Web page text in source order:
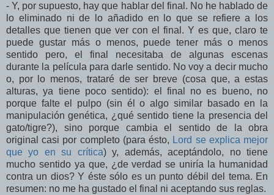
- Y, por supuesto, hay que hablar del final. No he hablado de
lo eliminado ni de lo añadido en lo que se refiere a los
detalles que tienen que ver con el final. Y es que, claro te
puede gustar más o menos, puede tener más o menos
sentido pero, el final necesitaba de algunas escenas
durante la película para darle sentido. No voy a decir mucho
o, por lo menos, trataré de ser breve (cosa que, a estas
alturas, ya tiene poco sentido): el final no es bueno, no
porque falte el pulpo (sin él o algo similar basado en la
manipulación genética, ¿qué sentido tiene la presencia del
gato/tigre?), sino porque cambia el sentido de la obra
original casi por completo (para ésto, Lord se explica mejor
que yo en su crítica) y, además, aceptándolo, no tiene
mucho sentido ya que, ¿de verdad se uniría la humanidad
contra un dios? Y éste sólo es un punto débil del tema. En
resumen: no me ha gustado el final ni aceptando sus reglas.